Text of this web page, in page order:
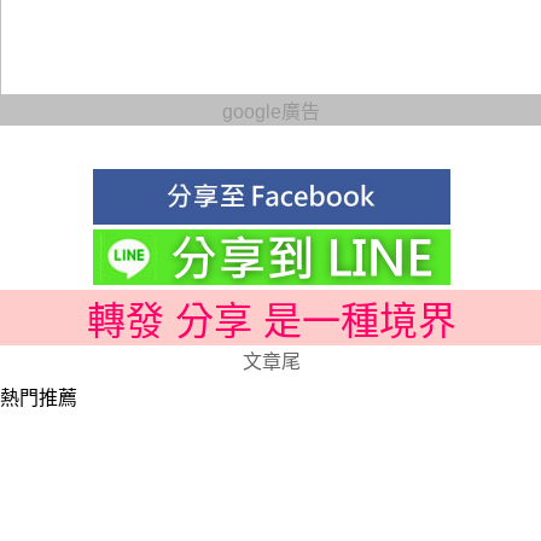
google廣告
轉發 分享 是一種境界
文章尾
熱門推薦